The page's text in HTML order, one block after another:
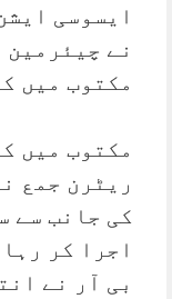
ایسوسی
نے
مکتوب میں
مکتوب میں
ریٹرن جمع
اجرا کر
بی آر نے